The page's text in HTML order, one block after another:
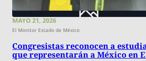
MAYO 21, 2026
El Monitor Estado de México
Congresistas reconocen a
que representarán a México en